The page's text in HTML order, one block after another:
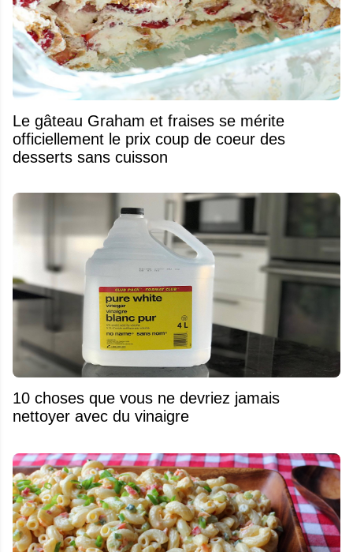
Le gâteau Graham et fraises se mérite
officiellement le prix coup de coeur des
desserts sans cuisson
10 choses que vous ne devriez jamais
nettoyer avec du vinaigre